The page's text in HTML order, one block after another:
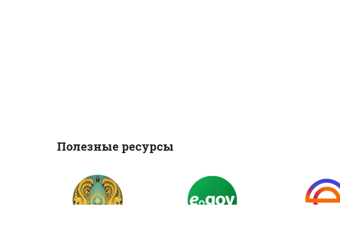
Полезные ресурсы